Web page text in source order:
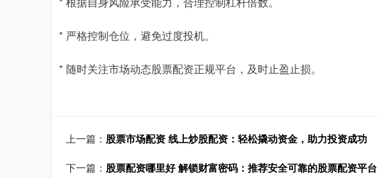
* 严格控制仓位，避免过度投机。
* 随时关注市场动态股票配资正规平台，及时止盈止损。
上一篇： 股票市场配资 线上炒股配资：轻松撬动资金，助力投资成功
下一篇： 股票配资哪里好 解锁财富密码：推荐安全可靠的股票配资平台